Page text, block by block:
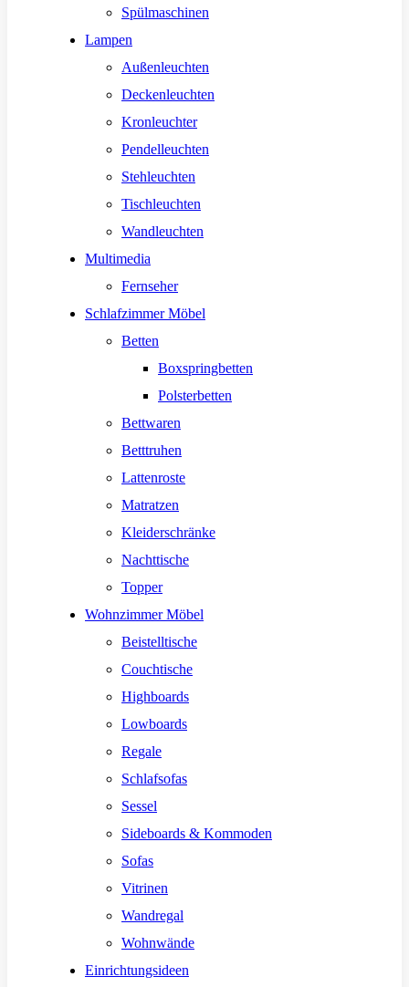
Spülmaschinen
Lampen
Außenleuchten
Deckenleuchten
Kronleuchter
Pendelleuchten
Stehleuchten
Tischleuchten
Wandleuchten
Multimedia
Fernseher
Schlafzimmer Möbel
Betten
Boxspringbetten
Polsterbetten
Bettwaren
Betttruhen
Lattenroste
Matratzen
Kleiderschränke
Nachttische
Topper
Wohnzimmer Möbel
Beistelltische
Couchtische
Highboards
Lowboards
Regale
Schlafsofas
Sessel
Sideboards & Kommoden
Sofas
Vitrinen
Wandregal
Wohnwände
Einrichtungsideen